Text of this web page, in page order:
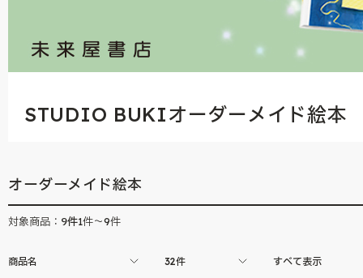
STUDIO BUKIオーダーメイド絵本
オーダーメイド絵本
対象商品： 9件1件～9件
商品名 32件 すべて表示